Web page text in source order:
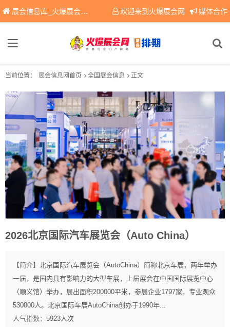
展会信息库_火爆展会网免费展会信息查询平台，提供专业会展服务！ 欢迎来到火爆展会网 媒体合作
当前位置： 展会信息网首页 全国展会信息 正文
2026北京国际汽车展览会（Auto China）
【简介】 北京国际汽车展览会（AutoChina）简称北京车展，两年举办
一届，是国内具有影响力的大型车展，上届展会在中国国际展览中心
（顺义馆）举办，展出面积200000平米，参展企业1797家，专业观众
530000人。北京国际车展AutoChina创办于1990年...
人气指数： 5923人次